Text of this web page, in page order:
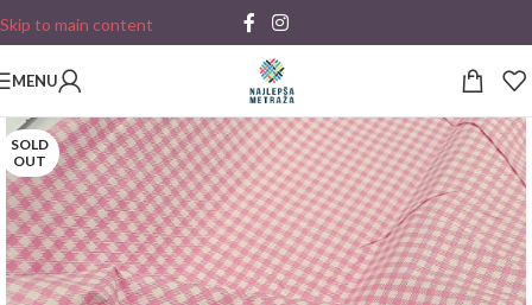
Skip to main content
MENU
SOLD
OUT